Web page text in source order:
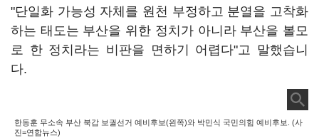
"단일화 가능성 자체를 원천 부정하고 분열을 고착화
하는 태도는 부산을 위한 정치가 아니라 부산을 볼모
로 한 정치라는 비판을 면하기 어렵다"고 말했습니
다.
한동훈 무소속 부산 북갑 보궐선거 예비후보(왼쪽)와 박민식 국민의힘 예비후보. (사
진=연합뉴스)